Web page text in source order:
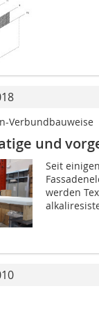
Verbundbauweise
und
Seit
werden